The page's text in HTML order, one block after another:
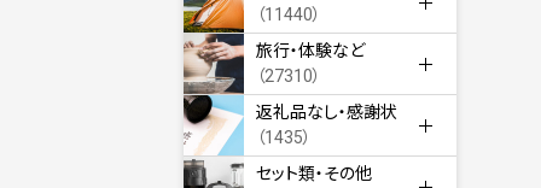
（11440）
旅行・体験など
（27310）
返礼品なし・感謝状
（1435）
セット類・その他